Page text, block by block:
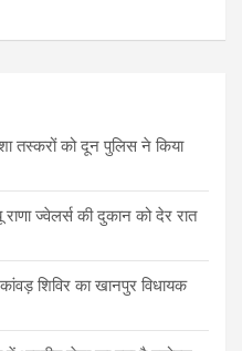
तस्करों को दून पुलिस ने किया
ज्वेलर्स की दुकान को देर रात
शिविर का खानपुर विधायक